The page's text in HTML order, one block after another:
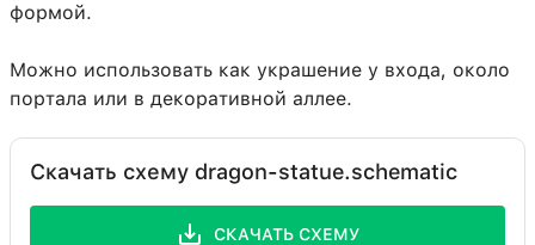
формой.
Можно использовать как украшение у входа, около
портала или в декоративной аллее.
Скачать схему dragon-statue.schematic
СКАЧАТЬ СХЕМУ